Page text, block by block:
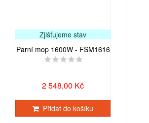
Zjišťujeme stav
Parní mop 1600W - FSM1616
2 548,00 Kč
Přidat do košíku